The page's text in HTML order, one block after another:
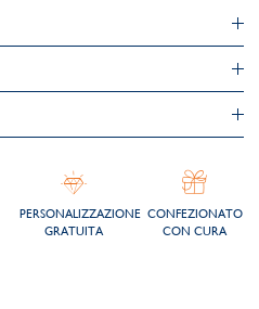
PERSONALIZZAZIONE
GRATUITA
CONFEZIONATO
CON CURA